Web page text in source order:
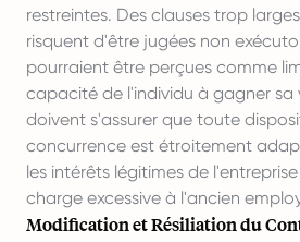
restreintes. Des clauses trop
risquent d'être jugées non
pourraient être perçues comme
capacité de l'individu à gagner sa
doivent s'assurer que toute
concurrence est étroitement
les intérêts légitimes de
charge excessive à l'ancien
Modification et Résiliation du